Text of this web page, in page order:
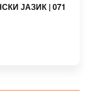
ЈАЗИК | 071